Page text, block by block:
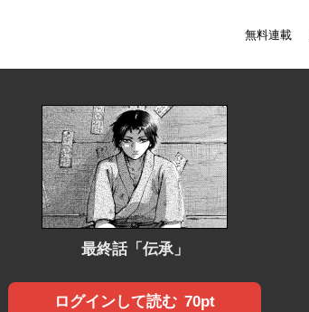
無料連載
最終話「伝承」
ログインして読む 70pt